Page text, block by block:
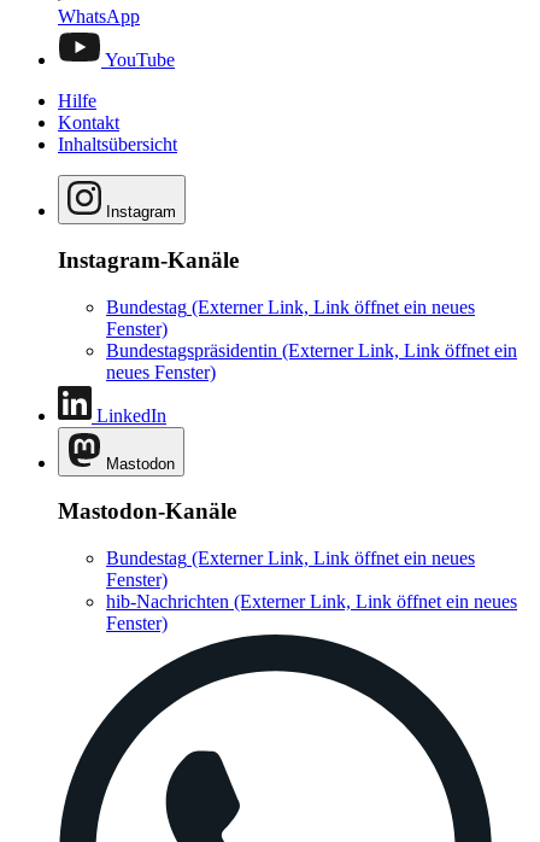
WhatsApp
YouTube
Hilfe
Kontakt
Inhaltsübersicht
Instagram
Instagram-Kanäle
Bundestag (Externer Link, Link öffnet ein neues
Fenster)
Bundestagspräsidentin (Externer Link, Link öffnet ein
neues Fenster)
LinkedIn
Mastodon
Mastodon-Kanäle
Bundestag (Externer Link, Link öffnet ein neues
Fenster)
hib-Nachrichten (Externer Link, Link öffnet ein neues
Fenster)